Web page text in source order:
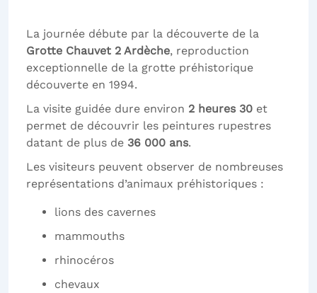
La journée débute par la découverte de la
Grotte Chauvet 2 Ardèche, reproduction
exceptionnelle de la grotte préhistorique
découverte en 1994.
La visite guidée dure environ 2 heures 30 et
permet de découvrir les peintures rupestres
datant de plus de 36 000 ans.
Les visiteurs peuvent observer de nombreuses
représentations d’animaux préhistoriques :
lions des cavernes
mammouths
rhinocéros
chevaux